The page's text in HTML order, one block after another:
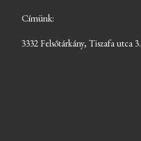
Címünk:
3332 Felsőtárkány, Tiszafa utca 3.